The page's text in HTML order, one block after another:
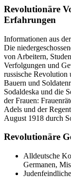
Revolutionäre
Erfahrungen
Informationen aus
Die
von Arbeitern,
Verfolgungen und
russische Revolution
Bauern und
Sodaldeska und die
der Frauen:
Adels und der
August 1918 durch
Revolutionäre
Alldeutsche
Germanen,